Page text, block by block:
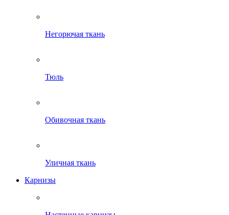
Негорючая ткань
Тюль
Обивочная ткань
Уличная ткань
Карнизы